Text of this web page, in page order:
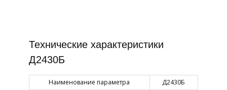
Технические характеристики
Д2430Б
Наименование параметра
Д2430Б